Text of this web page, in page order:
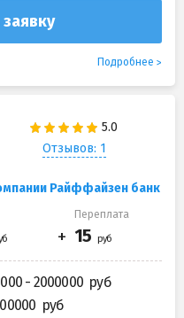
Подробнее
Отзывов: 1
Райффайзен банк
Переплата
- 2000000